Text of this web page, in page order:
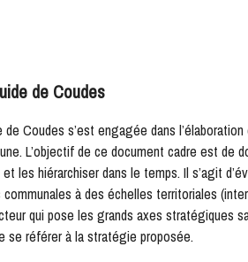
de Coudes
de Coudes s’est engagée dans
L’objectif de ce document cadre est de
les hiérarchiser dans le temps. Il s’agit
à des échelles territoriales
qui pose les grands axes stratégiques
se référer à la stratégie proposée.